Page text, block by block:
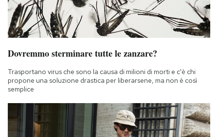
Dovremmo sterminare tutte le zanzare?
Trasportano virus che sono la causa di milioni di morti e c'è chi
propone una soluzione drastica per liberarsene, ma non è così
semplice